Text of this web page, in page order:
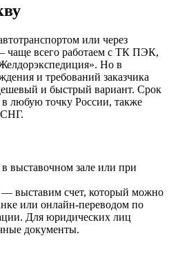
или через
чаще всего работаем с ТК ПЭК,
Но в
и требований заказчика
и быстрый вариант. Срок
любую точку России, также
СНГ.
выставочном зале или при
— выставим счет, который можно
или онлайн-переводом по
Для юридических лиц
документы.